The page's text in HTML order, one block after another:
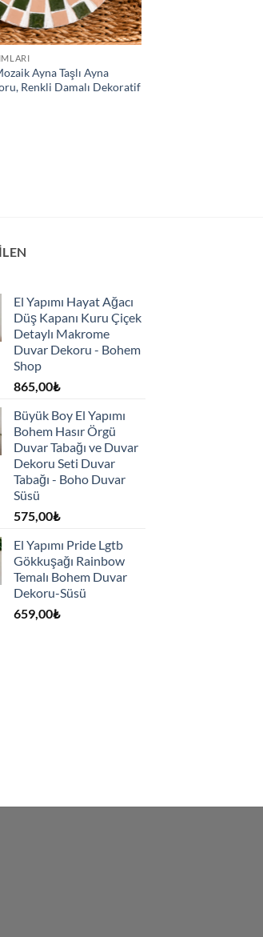
Ayna Taşlı Ayna
Renkli Damalı Dekoratif
El Yapımı Hayat Ağacı
Düş Kapanı Kuru Çiçek
Detaylı Makrome
Duvar Dekoru - Bohem
Shop
865,00₺
Büyük Boy El Yapımı
Bohem Hasır Örgü
Duvar Tabağı ve Duvar
Dekoru Seti Duvar
Tabağı - Boho Duvar
Süsü
575,00₺
El Yapımı Pride Lgtb
Gökkuşağı Rainbow
Temalı Bohem Duvar
Dekoru-Süsü
659,00₺